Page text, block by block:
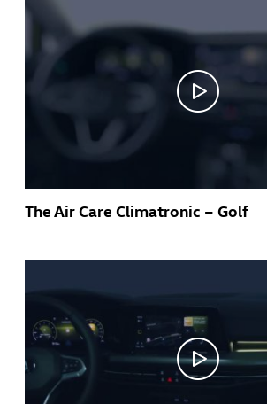
The Air Care Climatronic – Golf